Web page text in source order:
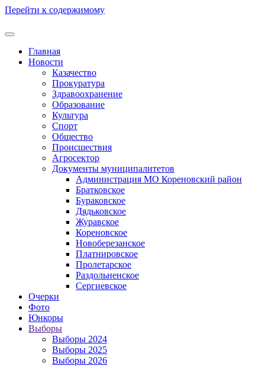
Перейти к содержимому
Главная
Новости
Казачество
Прокуратура
Здравоохранение
Образование
Культура
Спорт
Общество
Происшествия
Агросектор
Документы муниципалитетов
Администрация МО Кореновский район
Братковское
Бураковское
Дядьковское
Журавское
Кореновское
Новоберезанское
Платнировское
Пролетарское
Раздольненское
Сергиевское
Очерки
Фото
Юнкоры
Выборы
Выборы 2024
Выборы 2025
Выборы 2026